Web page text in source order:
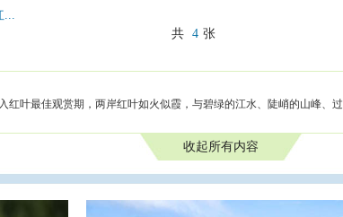
...
共 4 张
红叶最佳观赏期，两岸红叶如火似霞，与碧绿的江水、陡峭的山峰、
收起所有内容